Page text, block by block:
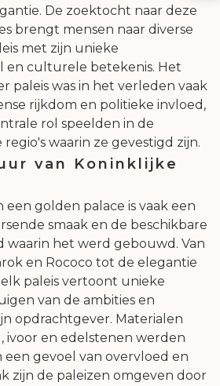
De zoektocht naar deze
brengt mensen naar diverse
met zijn unieke
en culturele betekenis. Het
paleis was in het verleden vaak
rijkdom en politieke invloed,
rol speelden in de
waarin ze gevestigd zijn.
van Koninklijke
golden palace is vaak een
smaak en de beschikbare
waarin het werd gebouwd. Van
en Rococo tot de elegantie
elk paleis vertoont unieke
van de ambities en
opdrachtgever. Materialen
ivoor en edelstenen werden
gevoel van overvloed en
zijn de paleizen omgeven door